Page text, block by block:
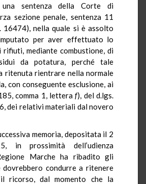
sentenza della Corte di
sezione penale, sentenza 11
16474), nella quale si è assolto
per aver effettuato lo
rifiuti, mediante combustione, di
da potatura, perché tale
ritenuta rientrare nella normale
con conseguente esclusione, ai
comma 1, letteraf), del d.lgs.
dei relativi materiali dal novero
memoria, depositata il 2
in prossimità dell’udienza
Marche ha ribadito gli
dovrebbero condurre a ritenere
ricorso, dal momento che la